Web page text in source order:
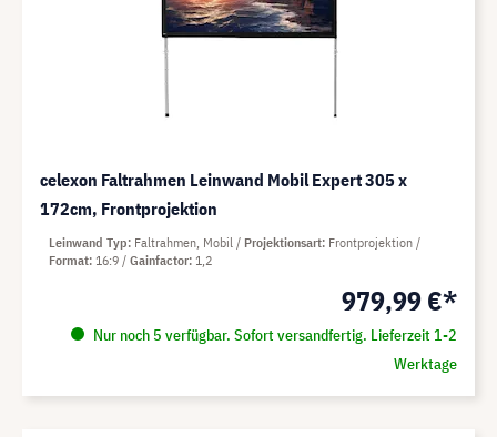
celexon Faltrahmen Leinwand Mobil Expert 305 x
172cm, Frontprojektion
979,99 €*
Nur noch 5 verfügbar. Sofort versandfertig. Lieferzeit 1-2
Werktage
Leinwand Typ Faltrahmen, Mobil Projektionsart Frontprojektion
Format 16:9 Gainfactor 1,2